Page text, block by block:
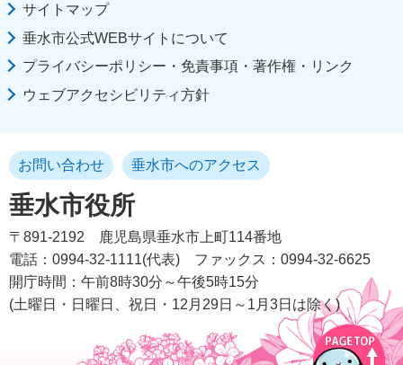
サイトマップ
垂水市公式WEBサイトについて
プライバシーポリシー・免責事項・著作権・リンク
ウェブアクセシビリティ方針
垂水市役所
お問い合わせ 垂水市へのアクセス
〒891-2192
鹿児島県垂水市上町114番地
電話：0994-32-1111(代表)
ファックス：0994-32-6625
開庁時間：午前8時30分～午後5時15分
(土曜日・日曜日、祝日・12月29日～1月3日は除く)